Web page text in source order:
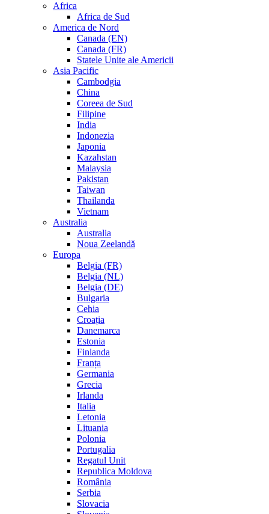
Africa
Africa de Sud
America de Nord
Canada (EN)
Canada (FR)
Statele Unite ale Americii
Asia Pacific
Cambodgia
China
Coreea de Sud
Filipine
India
Indonezia
Japonia
Kazahstan
Malaysia
Pakistan
Taiwan
Thailanda
Vietnam
Australia
Australia
Noua Zeelandă
Europa
Belgia (FR)
Belgia (NL)
Belgia (DE)
Bulgaria
Cehia
Croația
Danemarca
Estonia
Finlanda
Franța
Germania
Grecia
Irlanda
Italia
Letonia
Lituania
Polonia
Portugalia
Regatul Unit
Republica Moldova
România
Serbia
Slovacia